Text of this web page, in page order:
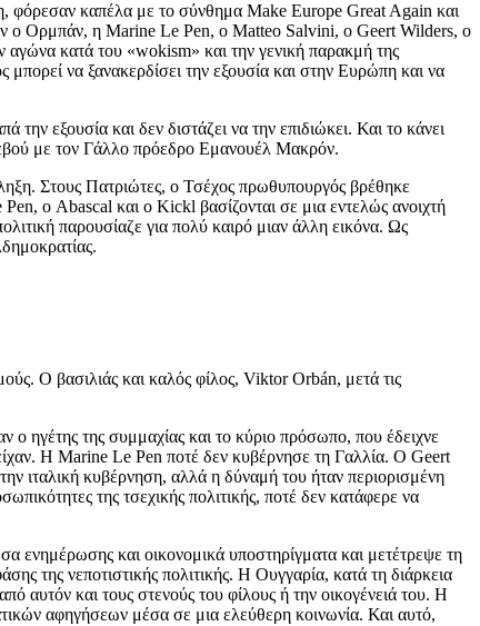
φόρεσαν καπέλα με το σύνθημα Make Europe Great Again και
ο Ορμπάν, η Marine Le Pen, ο Matteo Salvini, ο Geert Wilders, ο
αγώνα κατά του «wokism» και την γενική παρακμή της
να ξανακερδίσει την εξουσία και στην Ευρώπη και να
εξουσία και δεν διστάζει να την επιδιώκει. Και το κάνει
με τον Γάλλο πρόεδρο Εμανουέλ Μακρόν.
Στους Πατριώτες, ο Τσέχος πρωθυπουργός βρέθηκε
ο Abascal και ο Kickl βασίζονται σε μια εντελώς ανοιχτή
παρουσίαζε για πολύ καιρό μιαν άλλη εικόνα. Ως
Ο βασιλιάς και καλός φίλος, Viktor Orbán, μετά τις
ηγέτης της συμμαχίας και το κύριο πρόσωπο, που έδειχνε
είχαν. Η Marine Le Pen ποτέ δεν κυβέρνησε τη Γαλλία. Ο Geert
ιταλική κυβέρνηση, αλλά η δύναμή του ήταν περιορισμένη
της τσεχικής πολιτικής, ποτέ δεν κατάφερε να
ενημέρωσης και οικονομικά υποστηρίγματα και μετέτρεψε τη
της νεποτιστικής πολιτικής. Η Ουγγαρία, κατά τη διάρκεια
αυτόν και τους στενούς του φίλους ή την οικογένειά του. Η
αφηγήσεων μέσα σε μια ελεύθερη κοινωνία. Και αυτό,